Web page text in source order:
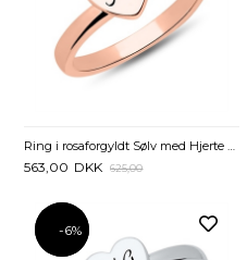
Ring i rosaforgyldt Sølv med Hjerte - Mulighed for gravering
563,00 DKK 625,00
-6%
-6%